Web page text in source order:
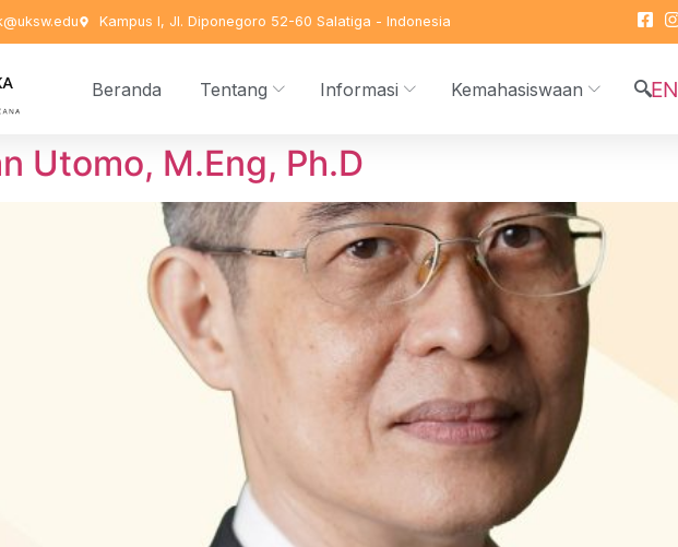
Kampus I, Jl. Diponegoro 52-60 Salatiga - Indonesia
Beranda Tentang Informasi Kemahasiswaan EN
Utomo, M.Eng, Ph.D